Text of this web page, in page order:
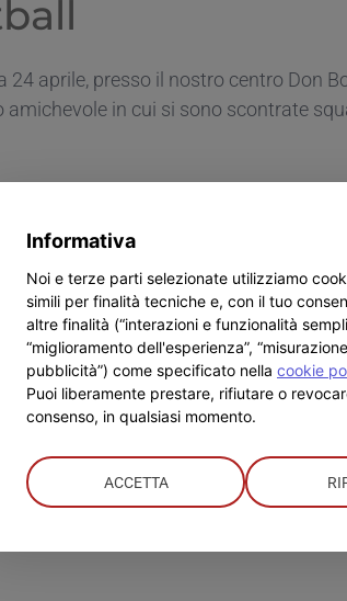
24 aprile, presso il nostro centro Don
amichevole in cui si sono scontrate
Informativa
Noi e terze parti selezionate utilizziamo
simili per finalità tecniche e, con il tuo
altre finalità (“interazioni e funzionalità
“miglioramento dell'esperienza”,
pubblicità”) come specificato nella cookie
Puoi liberamente prestare, rifiutare o
consenso, in qualsiasi momento.
ACCETTA